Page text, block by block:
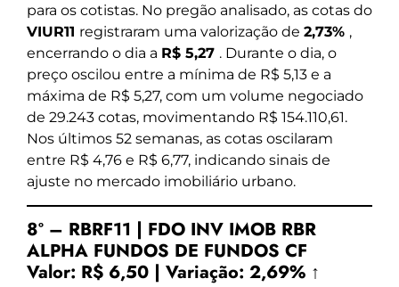
para os cotistas. No pregão analisado, as cotas do
VIUR11 registraram uma valorização de 2,73% ,
encerrando o dia a R$ 5,27 . Durante o dia, o
preço oscilou entre a mínima de R$ 5,13 e a
máxima de R$ 5,27, com um volume negociado
de 29.243 cotas, movimentando R$ 154.110,61.
Nos últimos 52 semanas, as cotas oscilaram
entre R$ 4,76 e R$ 6,77, indicando sinais de
ajuste no mercado imobiliário urbano.
8º – RBRF11 | FDO INV IMOB RBR
ALPHA FUNDOS DE FUNDOS CF
Valor: R$ 6,50 | Variação: 2,69% ↑